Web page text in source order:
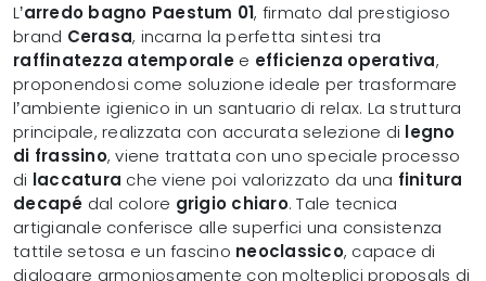
L’arredo bagno Paestum 01, firmato dal prestigioso
brand Cerasa, incarna la perfetta sintesi tra
raffinatezza atemporalee efficienza operativa,
proponendosi come soluzione ideale per trasformare
l’ambiente igienico in un santuario di relax. La struttura
principale, realizzata con accurata selezione di legno
di frassino, viene trattata con uno speciale processo
di laccatura che viene poi valorizzato da una finitura
decapé dal colore grigio chiaro. Tale tecnica
artigianale conferisce alle superfici una consistenza
tattile setosa e un fascino neoclassico, capace di
dialogare armoniosamente con molteplici proposals di